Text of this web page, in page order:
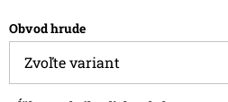
Obvod hrude